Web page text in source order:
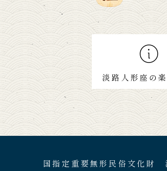
淡路人形座の
国指定重要無形民俗文化財